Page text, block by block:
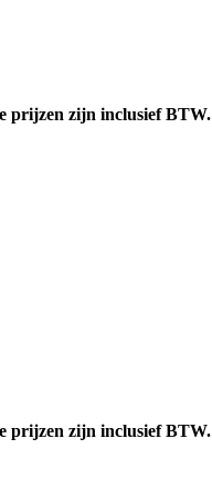
prijzen zijn inclusief BTW.
prijzen zijn inclusief BTW.